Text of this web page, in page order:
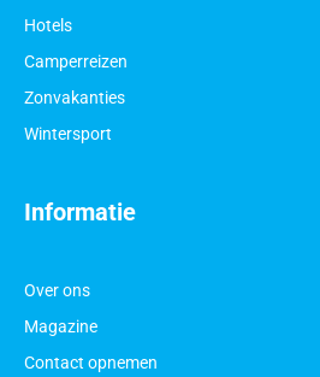
Informatie
Over ons
Magazine
Contact opnemen
Hotels
Camperreizen
Zonvakanties
Wintersport